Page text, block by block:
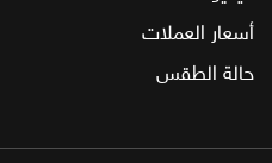
أسعار العملات
حالة الطقس